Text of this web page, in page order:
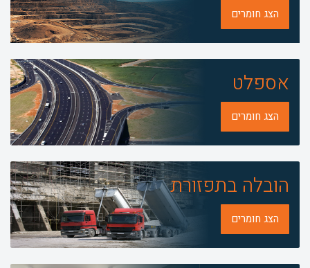
הצג חומרים
אספלט
הצג חומרים
הובלה בתפזורת
הצג חומרים